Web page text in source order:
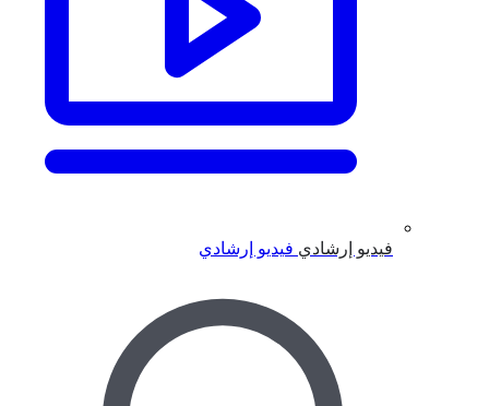
فيديو إرشادي فيديو إرشادي